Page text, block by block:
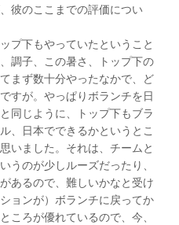
彼のここまでの評価につい
プ下もやっていたということ
調子、この暑さ、トップ下の
まず数十分やったなかで、ど
すが。やっぱりボランチを日
同じように、トップ下もブラ
、日本でできるかというとこ
いました。それは、チームと
うのが少しルーズだったり、
あるので、難しいかなと受け
ョンが）ボランチに戻ってか
ころが優れているので、今、